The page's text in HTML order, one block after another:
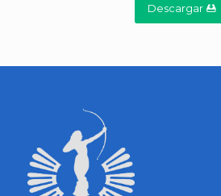
Descargar